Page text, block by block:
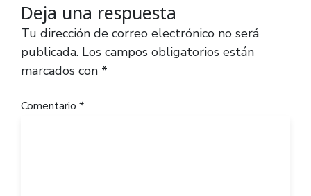
Deja una respuesta
Tu dirección de correo electrónico no será
publicada. Los campos obligatorios están
marcados con *
Comentario *